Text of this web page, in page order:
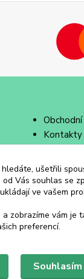
Kontakty
ušetřili
Vás souhlas se
ve vašem
zobrazíme vám je
preferencí.
Souhlasím